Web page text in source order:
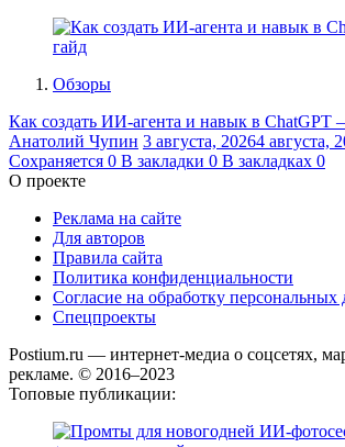
Обзоры
Как создать ИИ-агента и навык в ChatGPT
Анатолий Чупин 3 августа, 20264 августа,
Сохраняется 0 В закладки 0 В закладках 0
О проекте
Реклама на сайте
Для авторов
Правила сайта
Политика конфиденциальности
Согласие на обработку
Спецпроекты
Postium.ru — интернет-медиа о соцсетях,
рекламе. © 2016–2023
Топовые публикации: